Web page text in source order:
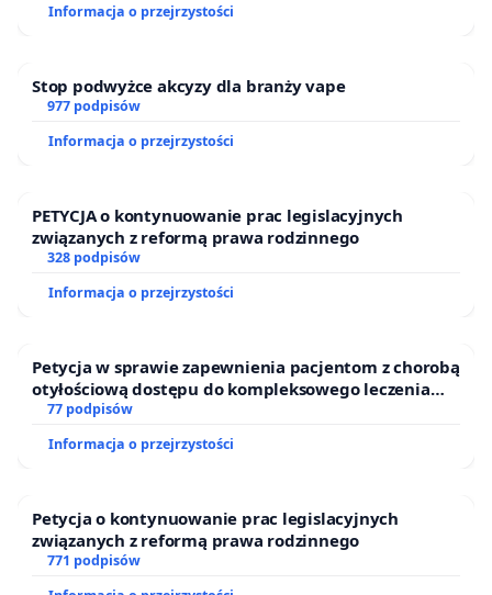
Informacja o przejrzystości
Stop podwyżce akcyzy dla branży vape
977 podpisów
Informacja o przejrzystości
PETYCJA o kontynuowanie prac legislacyjnych
związanych z reformą prawa rodzinnego
328 podpisów
Informacja o przejrzystości
Petycja w sprawie zapewnienia pacjentom z chorobą
otyłościową dostępu do kompleksowego leczenia
oraz programów profilaktycznych.
77 podpisów
Informacja o przejrzystości
Petycja o kontynuowanie prac legislacyjnych
związanych z reformą prawa rodzinnego
771 podpisów